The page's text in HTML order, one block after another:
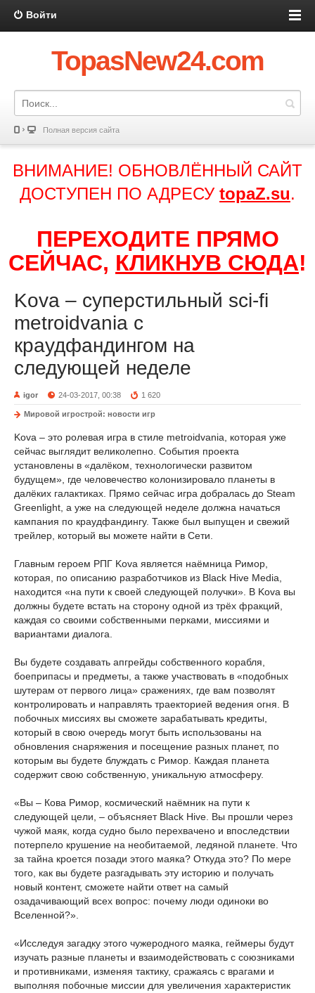
Войти
TopasNew24.com
Полная версия сайта
ВНИМАНИЕ! ОБНОВЛЁННЫЙ САЙТ
ДОСТУПЕН ПО АДРЕСУ topaZ.su.
ПЕРЕХОДИТЕ ПРЯМО
СЕЙЧАС, КЛИКНУВ СЮДА!
Kova – суперстильный sci-fi
metroidvania с
краудфандингом на
следующей неделе
igor 24-03-2017, 00:38 1 620
Мировой игрострой: новости игр
Kova – это ролевая игра в стиле metroidvania, которая уже
сейчас выглядит великолепно. События проекта
установлены в «далёком, технологически развитом
будущем», где человечество колонизировало планеты в
далёких галактиках. Прямо сейчас игра добралась до Steam
Greenlight, а уже на следующей неделе должна начаться
кампания по краудфандингу. Также был выпущен и свежий
трейлер, который вы можете найти в Сети.
Главным героем РПГ Kova является наёмница Римор,
которая, по описанию разработчиков из Black Hive Media,
находится «на пути к своей следующей получки». В Kova вы
должны будете встать на сторону одной из трёх фракций,
каждая со своими собственными перками, миссиями и
вариантами диалога.
Вы будете создавать апгрейды собственного корабля,
боеприпасы и предметы, а также участвовать в «подобных
шутерам от первого лица» сражениях, где вам позволят
контролировать и направлять траекторией ведения огня. В
побочных миссиях вы сможете зарабатывать кредиты,
который в свою очередь могут быть использованы на
обновления снаряжения и посещение разных планет, по
которым вы будете блуждать с Римор. Каждая планета
содержит свою собственную, уникальную атмосферу.
«Вы – Кова Римор, космический наёмник на пути к
следующей цели, – объясняет Black Hive. Вы прошли через
чужой маяк, когда судно было перехвачено и впоследствии
потерпело крушение на необитаемой, ледяной планете. Что
за тайна кроется позади этого маяка? Откуда это? По мере
того, как вы будете разгадывать эту историю и получать
новый контент, сможете найти ответ на самый
озадачивающий всех вопрос: почему люди одиноки во
Вселенной?».
«Исследуя загадку этого чужеродного маяка, геймеры будут
изучать разные планеты и взаимодействовать с союзниками
и противниками, изменяя тактику, сражаясь с врагами и
выполняя побочные миссии для увеличения характеристик